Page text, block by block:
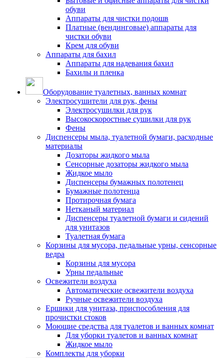
обуви
Аппараты для чистки подошв
Платные (вендинговые) аппараты для
чистки обуви
Крем для обуви
Аппараты для бахил
Аппараты для надевания бахил
Бахилы и пленка
Оборудование туалетных, ванных комнат
Электросушители для рук, фены
Электросушилки для рук
Высокоскоростные сушилки для рук
Фены
Диспенсеры мыла, туалетной бумаги, расходные
материалы
Дозаторы жидкого мыла
Сенсорные дозаторы жидкого мыла
Жидкое мыло
Диспенсеры бумажных полотенец
Бумажные полотенца
Протирочная бумага
Нетканый материал
Диспенсеры туалетной бумаги и сидений
для унитазов
Туалетная бумага
Корзины для мусора, педальные урны, сенсорные
ведра
Корзины для мусора
Урны педальные
Освежители воздуха
Автоматические освежители воздуха
Ручные освежители воздуха
Ершики для унитаза, приспособления для
прочистки стоков
Моющие средства для туалетов и ванных комнат
Для уборки туалетов и ванных комнат
Жидкое мыло
Комплекты для уборки